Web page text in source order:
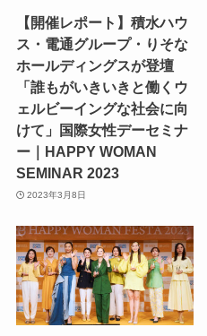
【開催レポート】積水ハウ
ス・電通グループ・りそな
ホールディングスが登壇
「誰もがいきいきと働くウ
ェルビーイングな社会に向
けて」国際女性デーセミナ
ー｜HAPPY WOMAN
SEMINAR 2023
2023年3月8日